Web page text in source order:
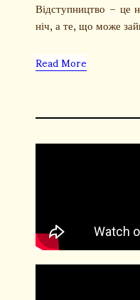
Відступництво – це
ніч, а те, що може
Read More